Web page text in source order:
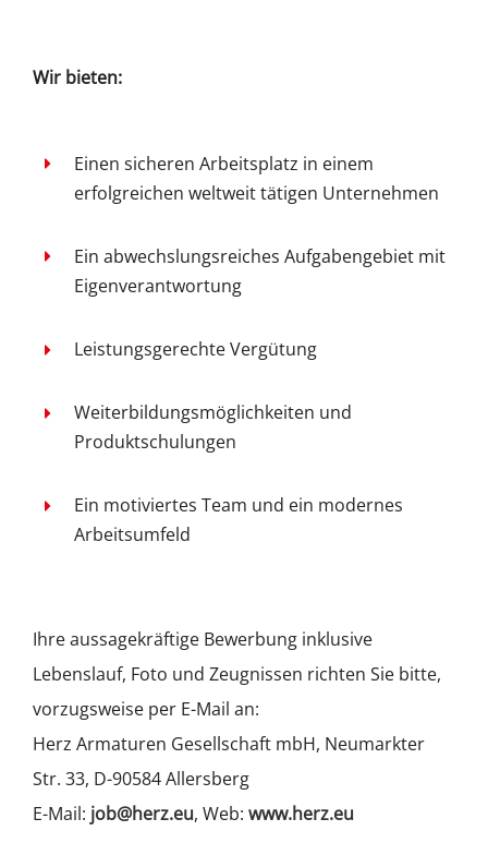
Wir bieten:
Einen sicheren Arbeitsplatz in einem
erfolgreichen weltweit tätigen Unternehmen
Ein abwechslungsreiches Aufgabengebiet mit
Eigenverantwortung
Leistungsgerechte Vergütung
Weiterbildungsmöglichkeiten und
Produktschulungen
Ein motiviertes Team und ein modernes
Arbeitsumfeld
Ihre aussagekräftige Bewerbung inklusive
Lebenslauf, Foto und Zeugnissen richten Sie bitte,
vorzugsweise per E-Mail an:
Herz Armaturen Gesellschaft mbH, Neumarkter
Str. 33, D-90584 Allersberg
E-Mail: job@herz.eu, Web: www.herz.eu